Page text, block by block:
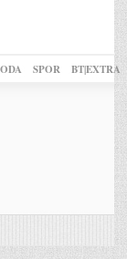
SPOR BT|EXTRA